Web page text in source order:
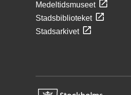
Medeltidsmuseet
Stadsbiblioteket
Stadsarkivet